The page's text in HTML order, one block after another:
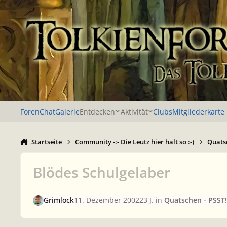
Zu Inhalt springen
ForenChatGalerieEntdecken Aktivität ClubsMitgliederkarte
Startseite Community -:- Die Leutz hier halt so :-)
Blödes Schulgelaber
Grimlock11. Dezember 200223 J. in Quatschen -